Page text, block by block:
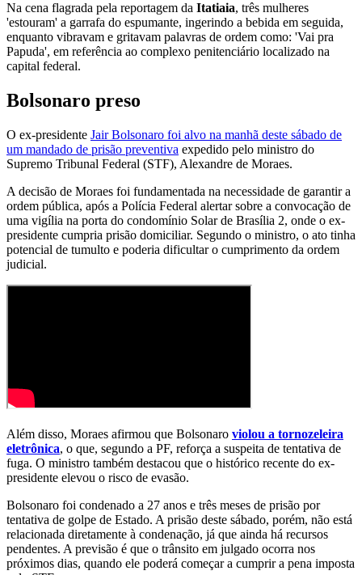
Na cena flagrada pela reportagem da Itatiaia, três mulheres
'estouram' a garrafa do espumante, ingerindo a bebida em seguida,
enquanto vibravam e gritavam palavras de ordem como: 'Vai pra
Papuda', em referência ao complexo penitenciário localizado na
capital federal.
Bolsonaro preso
O ex-presidente Jair Bolsonaro foi alvo na manhã deste sábado de
um mandado de prisão preventiva expedido pelo ministro do
Supremo Tribunal Federal (STF), Alexandre de Moraes.
A decisão de Moraes foi fundamentada na necessidade de garantir a
ordem pública, após a Polícia Federal alertar sobre a convocação de
uma vigília na porta do condomínio Solar de Brasília 2, onde o ex-
presidente cumpria prisão domiciliar. Segundo o ministro, o ato tinha
potencial de tumulto e poderia dificultar o cumprimento da ordem
judicial.
Além disso, Moraes afirmou que Bolsonaro violou a tornozeleira
eletrônica, o que, segundo a PF, reforça a suspeita de tentativa de
fuga. O ministro também destacou que o histórico recente do ex-
presidente elevou o risco de evasão.
Bolsonaro foi condenado a 27 anos e três meses de prisão por
tentativa de golpe de Estado. A prisão deste sábado, porém, não está
relacionada diretamente à condenação, já que ainda há recursos
pendentes. A previsão é que o trânsito em julgado ocorra nos
próximos dias, quando ele poderá começar a cumprir a pena imposta